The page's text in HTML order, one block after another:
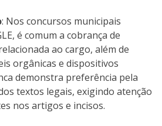
: Nos concursos municipais
é comum a cobrança de
ao cargo, além de
orgânicas e dispositivos
demonstra preferência pela
textos legais, exigindo atenção
nos artigos e incisos.